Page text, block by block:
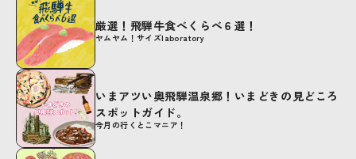
ヤムヤム！サイズlaboratory
厳選！飛騨牛食べくらべ６選！
今月の行くとこマニア！
いまアツい奥飛騨温泉郷！いまどきの見どころ
スポットガイド。